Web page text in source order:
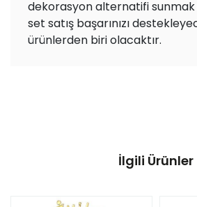
dekorasyon alternatifi sunmak
set satış başarınızı
ürünlerden biri olacaktır.
İlgili Ürünler